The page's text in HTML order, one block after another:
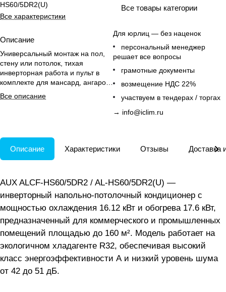
HS60/5DR2(U)
Все характеристики
Описание
Универсальный монтаж на пол,
стену или потолок, тихая
инверторная работа и пульт в
комплекте для мансард, ангаров
и сложных помещений
Все описание
Все товары категории
Для юрлиц — без наценок
персональный менеджер
решает все вопросы
грамотные документы
возмещение НДС 22%
участвуем в тендерах / торгах
→ info@iclim.ru
Описание Характеристики Отзывы Доставка
AUX ALCF-HS60/5DR2 / AL-HS60/5DR2(U) —
инверторный напольно-потолочный кондиционер с
мощностью охлаждения 16.12 кВт и обогрева 17.6 кВт,
предназначенный для коммерческого и промышленных
помещений площадью до 160 м². Модель работает на
экологичном хладагенте R32, обеспечивая высокий
класс энергоэффективности А и низкий уровень шума
от 42 до 51 дБ.